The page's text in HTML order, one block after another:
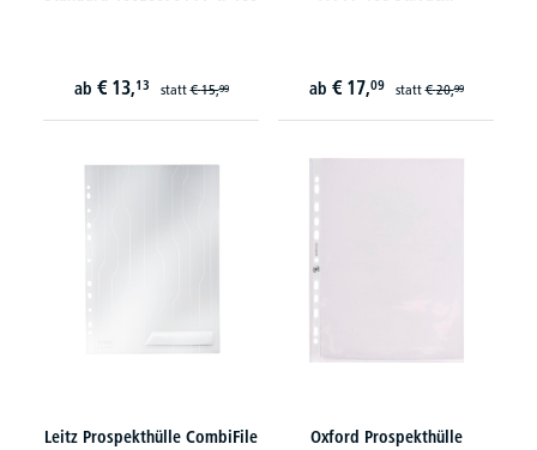
ab € 13,13 statt€ 15,99 ab € 17,09 statt€ 20,99
Leitz Prospekthülle CombiFile
Oxford Prospekthülle